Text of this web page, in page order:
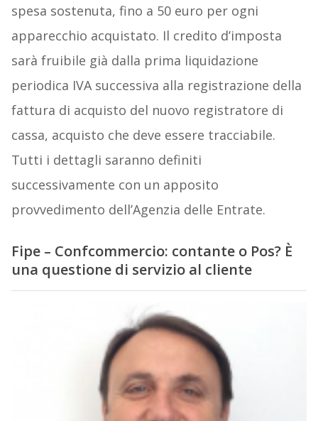
spesa sostenuta, fino a 50 euro per ogni
apparecchio acquistato. Il credito d’imposta
sarà fruibile già dalla prima liquidazione
periodica IVA successiva alla registrazione della
fattura di acquisto del nuovo registratore di
cassa, acquisto che deve essere tracciabile.
Tutti i dettagli saranno definiti
successivamente con un apposito
provvedimento dell’Agenzia delle Entrate.
Fipe – Confcommercio: contante o Pos? È
una questione di servizio al cliente